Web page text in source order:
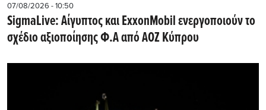
07/08/2026 - 10:50
SigmaLive: Αίγυπτος και ExxonMobil ενεργοποιούν το
σχέδιο αξιοποίησης Φ.Α από ΑΟΖ Κύπρου